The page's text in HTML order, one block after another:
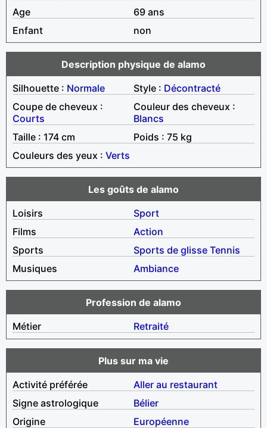
Age
69 ans
Enfant
non
Description physique de alamo
Silhouette : Normale Style : Décontracté
Coupe de cheveux :
Courts
Couleur des cheveux :
Blancs
Taille : 174 cm
Poids : 75 kg
Couleurs des yeux : Verts
Les goûts de alamo
Loisirs
Sport
Films
Action
Sports
Sports de glisse Tennis
Musiques
Ambiance
Profession de alamo
Métier
Retraité
Plus sur ma vie
Activité préférée
Aller au restaurant
Signe astrologique
Bélier
Origine
Européenne